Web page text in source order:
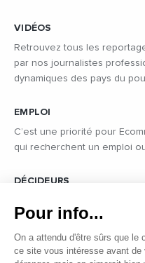
VIDÉOS
Retrouvez tous les
par nos journalistes
dynamiques des pays du
EMPLOI
C’est une priorité pour
qui recherchent un emploi
DÉCIDEURS
politique des pays du
Pour info...
On a attendu d'être sûrs que le
ce site vous intéresse avant de